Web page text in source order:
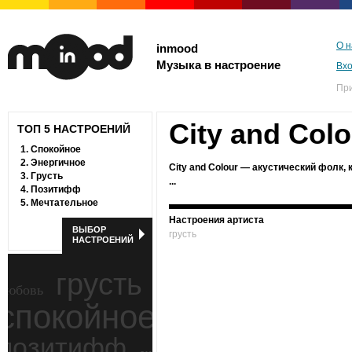
inmood
Музыка в настроение
О
ТОП 5 НАСТРОЕНИЙ
1. Спокойное
2. Энергичное
3. Грусть
4. Позитифф
5. Мечтательное
ВЫБОР
НАСТРОЕНИЙ
грусть
City and
City and Colour — акустический фолк,
...
Настроения артиста
грусть